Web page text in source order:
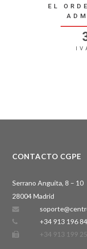
EL
CONTACTO CGPE
Serrano Anguita, 8 – 10
28004 Madrid
+34 913 196
+34 913 199